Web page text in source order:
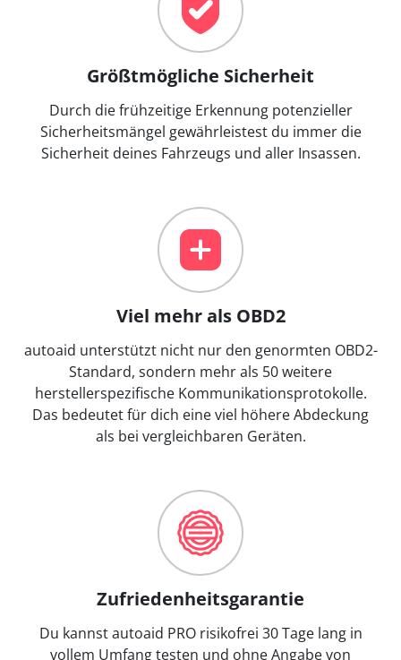
Größtmögliche Sicherheit
Durch die frühzeitige Erkennung potenzieller
Sicherheitsmängel gewährleistest du immer die
Sicherheit deines Fahrzeugs und aller Insassen.
Viel mehr als OBD2
autoaid unterstützt nicht nur den genormten OBD2-
Standard, sondern mehr als 50 weitere
herstellerspezifische Kommunikationsprotokolle.
Das bedeutet für dich eine viel höhere Abdeckung
als bei vergleichbaren Geräten.
Zufriedenheitsgarantie
Du kannst autoaid PRO risikofrei 30 Tage lang in
vollem Umfang testen und ohne Angabe von